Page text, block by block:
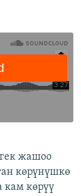
жашоо
көрүнүшкө
кам көрүү